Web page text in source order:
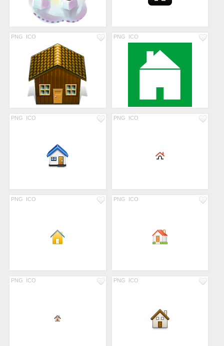
PNG ICO PNG ICO
PNG ICO PNG ICO
PNG ICO PNG ICO
PNG ICO PNG ICO